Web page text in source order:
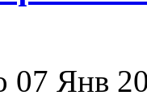
07 Янв